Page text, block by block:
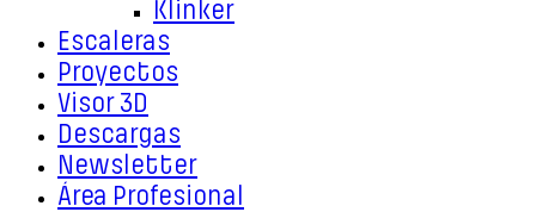
Klinker
Escaleras
Proyectos
Visor 3D
Descargas
Newsletter
Área Profesional